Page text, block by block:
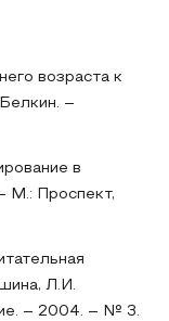
возраста к
–
в
М.: Проспект,
Л.И.
– 2004. – № 3.